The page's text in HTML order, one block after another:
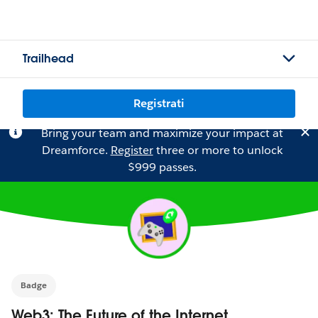
Trailhead
Registrati
Bring your team and maximize your impact at
Dreamforce. Registerthree or more to unlock
$999 passes.
Badge